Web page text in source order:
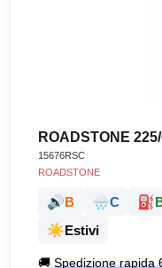
ROADSTONE
15676RSC
ROADSTONE
🔊B 🌧️C ⛽
☀️Estivi
🚚Spedizione rapida